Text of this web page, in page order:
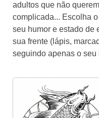
adultos que não
complicada... Escolha
seu humor e estado de
sua frente (lápis,
seguindo apenas o seu